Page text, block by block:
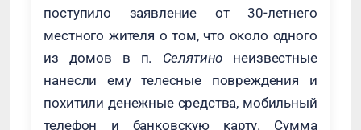
поступило заявление от 30-летнего
местного жителя о том, что около одного
из домов в п. Селятино неизвестные
нанесли ему телесные повреждения и
похитили денежные средства, мобильный
телефон и банковскую карту. Сумма